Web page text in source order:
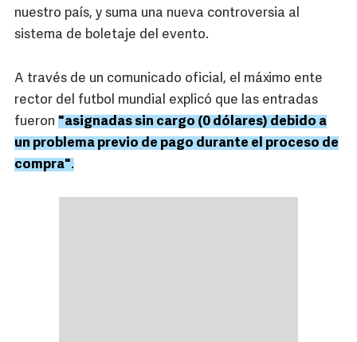
nuestro país, y suma una nueva controversia al
sistema de boletaje del evento.
A través de un comunicado oficial, el máximo ente
rector del futbol mundial explicó que las entradas
fueron "asignadas sin cargo (0 dólares) debido a
un problema previo de pago durante el proceso de
compra".